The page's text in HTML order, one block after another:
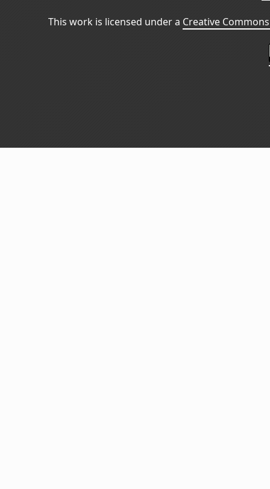
This work is licensed under a Creative